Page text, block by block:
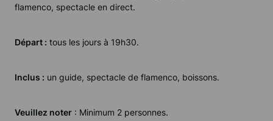
flamenco, spectacle en direct.
Départ : tous les jours à 19h30.
Inclus : un guide, spectacle de flamenco, boissons.
Veuillez noter : Minimum 2 personnes.